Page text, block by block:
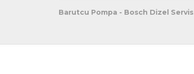
Barutcu Pompa - Bosch Dizel Servis